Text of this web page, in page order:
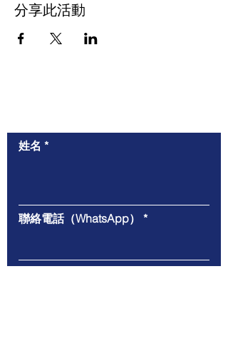
分享此活動
姓名
聯絡電話（WhatsApp）